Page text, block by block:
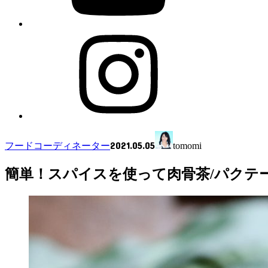
フードコーディネーター2021.05.05 tomomi
簡単！スパイスを使って肉骨茶/パクテ